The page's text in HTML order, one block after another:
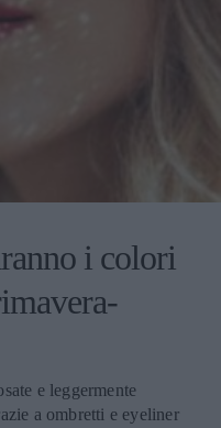
i colori
e leggermente
a ombretti e eyeliner